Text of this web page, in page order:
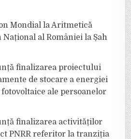
Mondial la Aritmetică
al României la Șah
finalizarea proiectului
de stocare a energiei
ale persoanelor
finalizarea activităților
PNRR referitor la tranziția